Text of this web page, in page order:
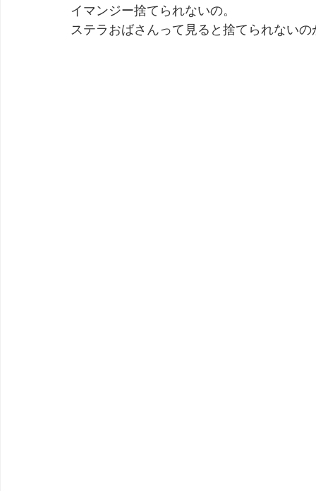
劇団 Avan 劇伴が出来るまでを追ったドキュメンタリー
イマンジー捨てられないの。
ステラおばさんって見ると捨てられない